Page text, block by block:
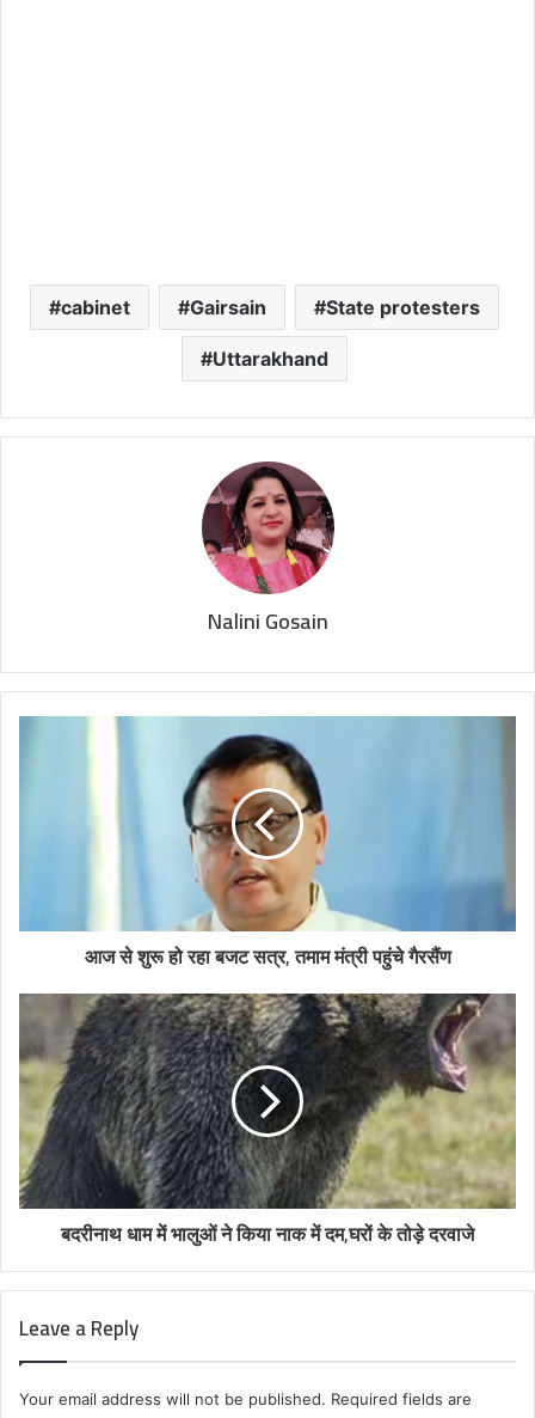
cabinet Gairsain State protesters
Uttarakhand
Nalini Gosain
आज से शुरू हो रहा बजट सत्र, तमाम मंत्री पहुंचे गैरसैंण
बदरीनाथ धाम में भालुओं ने किया नाक में दम,घरों के तोड़े दरवाजे
Leave a Reply
Your email address will not be published. Required fields are